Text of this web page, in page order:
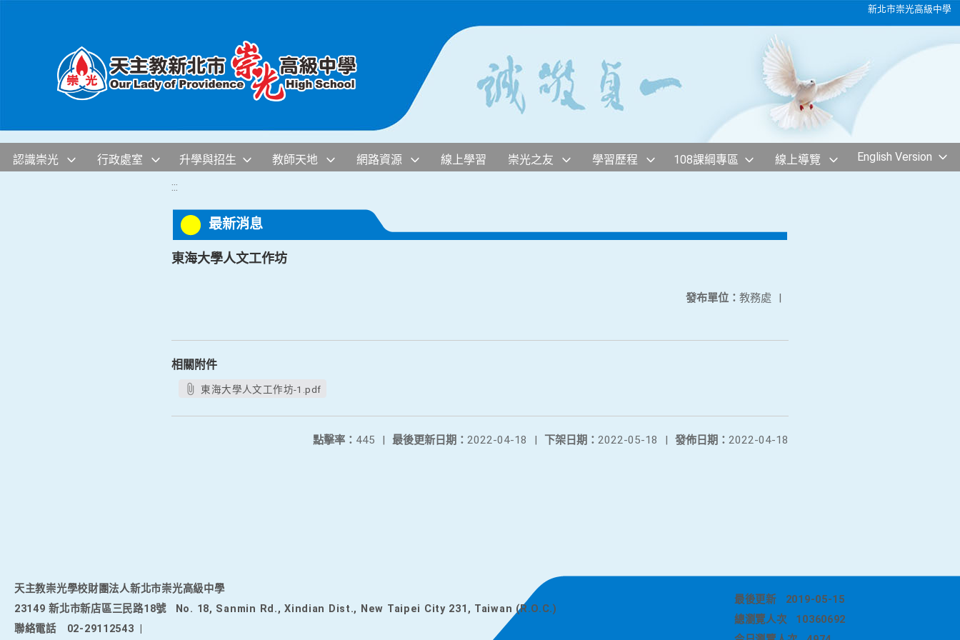
新北市崇光高級中學
認識崇光 行政處室 升學與招生 教師天地 網路資源 線上學習 崇光之友 學習歷程 108課綱專區 線上導覽 English Version
:::
最新消息
東海大學人文工作坊
發布單位： 教務處 |
相關附件
東海大學人文工作坊-1.pdf
發佈日期： 2022-04-18
下架日期： 2022-05-18 |
最後更新日期： 2022-04-18 |
點擊率： 445 |
天主教崇光學校財團法人新北市崇光高級中學
23149 新北市新店區三民路18號
No. 18, Sanmin Rd., Xindian Dist., New Taipei City 231, Taiwan (R.O.C.)
聯絡電話
02-29112543
最後更新
2019-05-15
總瀏覽人次
10360692